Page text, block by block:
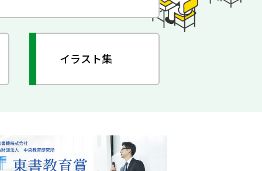
イラスト集